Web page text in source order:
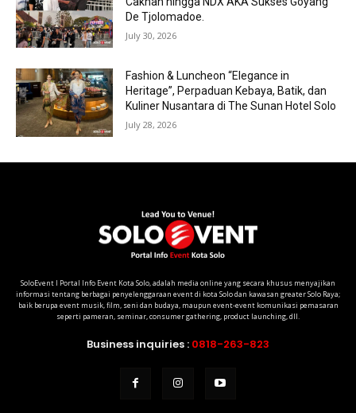
De Tjolomadoe.
July 30, 2026
Fashion & Luncheon “Elegance in
Heritage”, Perpaduan Kebaya, Batik, dan
Kuliner Nusantara di The Sunan Hotel Solo
July 28, 2026
SoloEvent I Portal Info Event Kota Solo, adalah media online yang secara khusus menyajikan
informasi tentang berbagai penyelenggaraan event di kota Solo dan kawasan greater Solo Raya;
baik berupa event musik, film, seni dan budaya, maupun event-event komunikasi pemasaran
seperti pameran, seminar, consumer gathering, product launching, dll.
Business inquiries : 0818-263-823